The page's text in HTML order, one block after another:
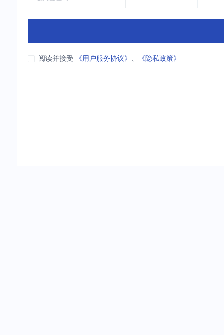
阅读并接受 《用户服务协议》 、 《隐私政策》